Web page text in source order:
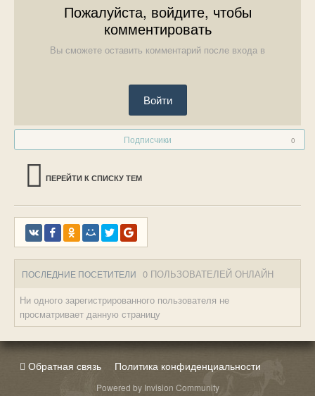
Пожалуйста, войдите, чтобы
комментировать
Вы сможете оставить комментарий после входа в
Войти
Подписчики 0
ПЕРЕЙТИ К СПИСКУ ТЕМ
ПОСЛЕДНИЕ ПОСЕТИТЕЛИ 0 ПОЛЬЗОВАТЕЛЕЙ ОНЛАЙН
Ни одного зарегистрированного пользователя не
просматривает данную страницу
Обратная связь Политика конфиденциальности
Powered by Invision Community